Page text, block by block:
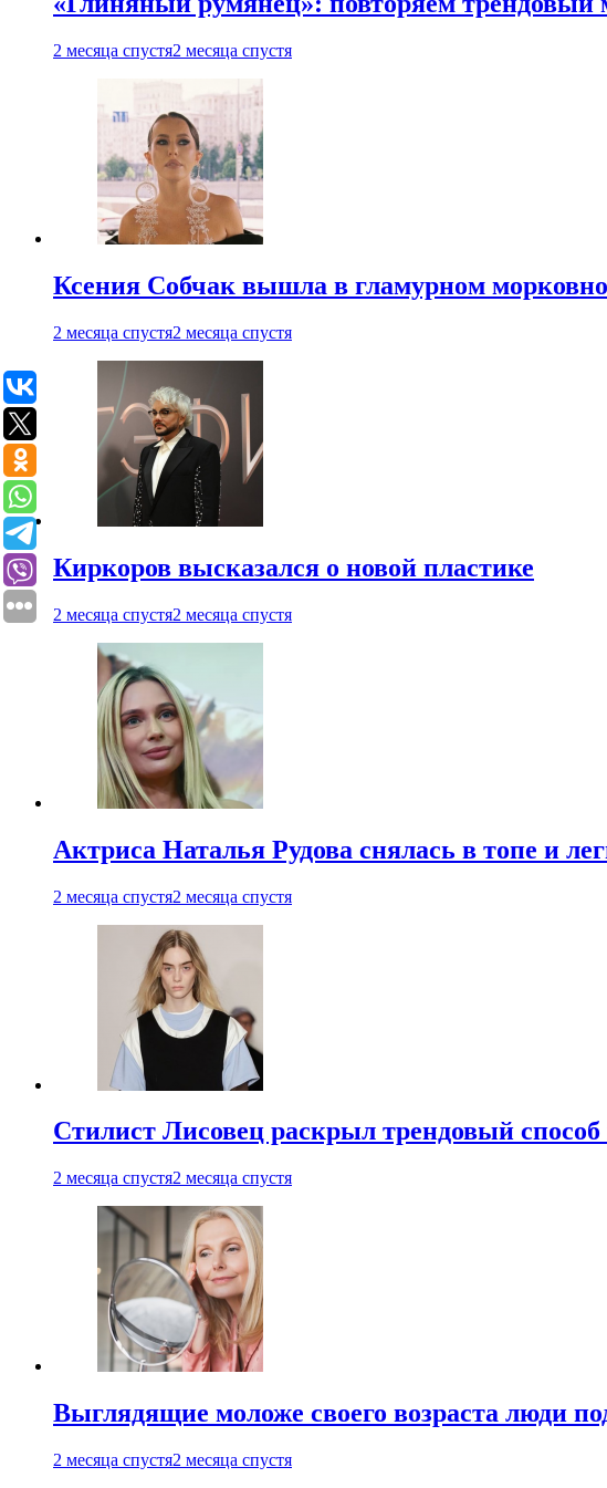
2 месяца спустя2 месяца спустя
Ксения Собчак вышла в гламурном
2 месяца спустя2 месяца спустя
Киркоров высказался о новой пластике
2 месяца спустя2 месяца спустя
Актриса Наталья Рудова снялась в топе и
2 месяца спустя2 месяца спустя
Стилист Лисовец раскрыл трендовый
2 месяца спустя2 месяца спустя
Выглядящие моложе своего возраста люди
2 месяца спустя2 месяца спустя